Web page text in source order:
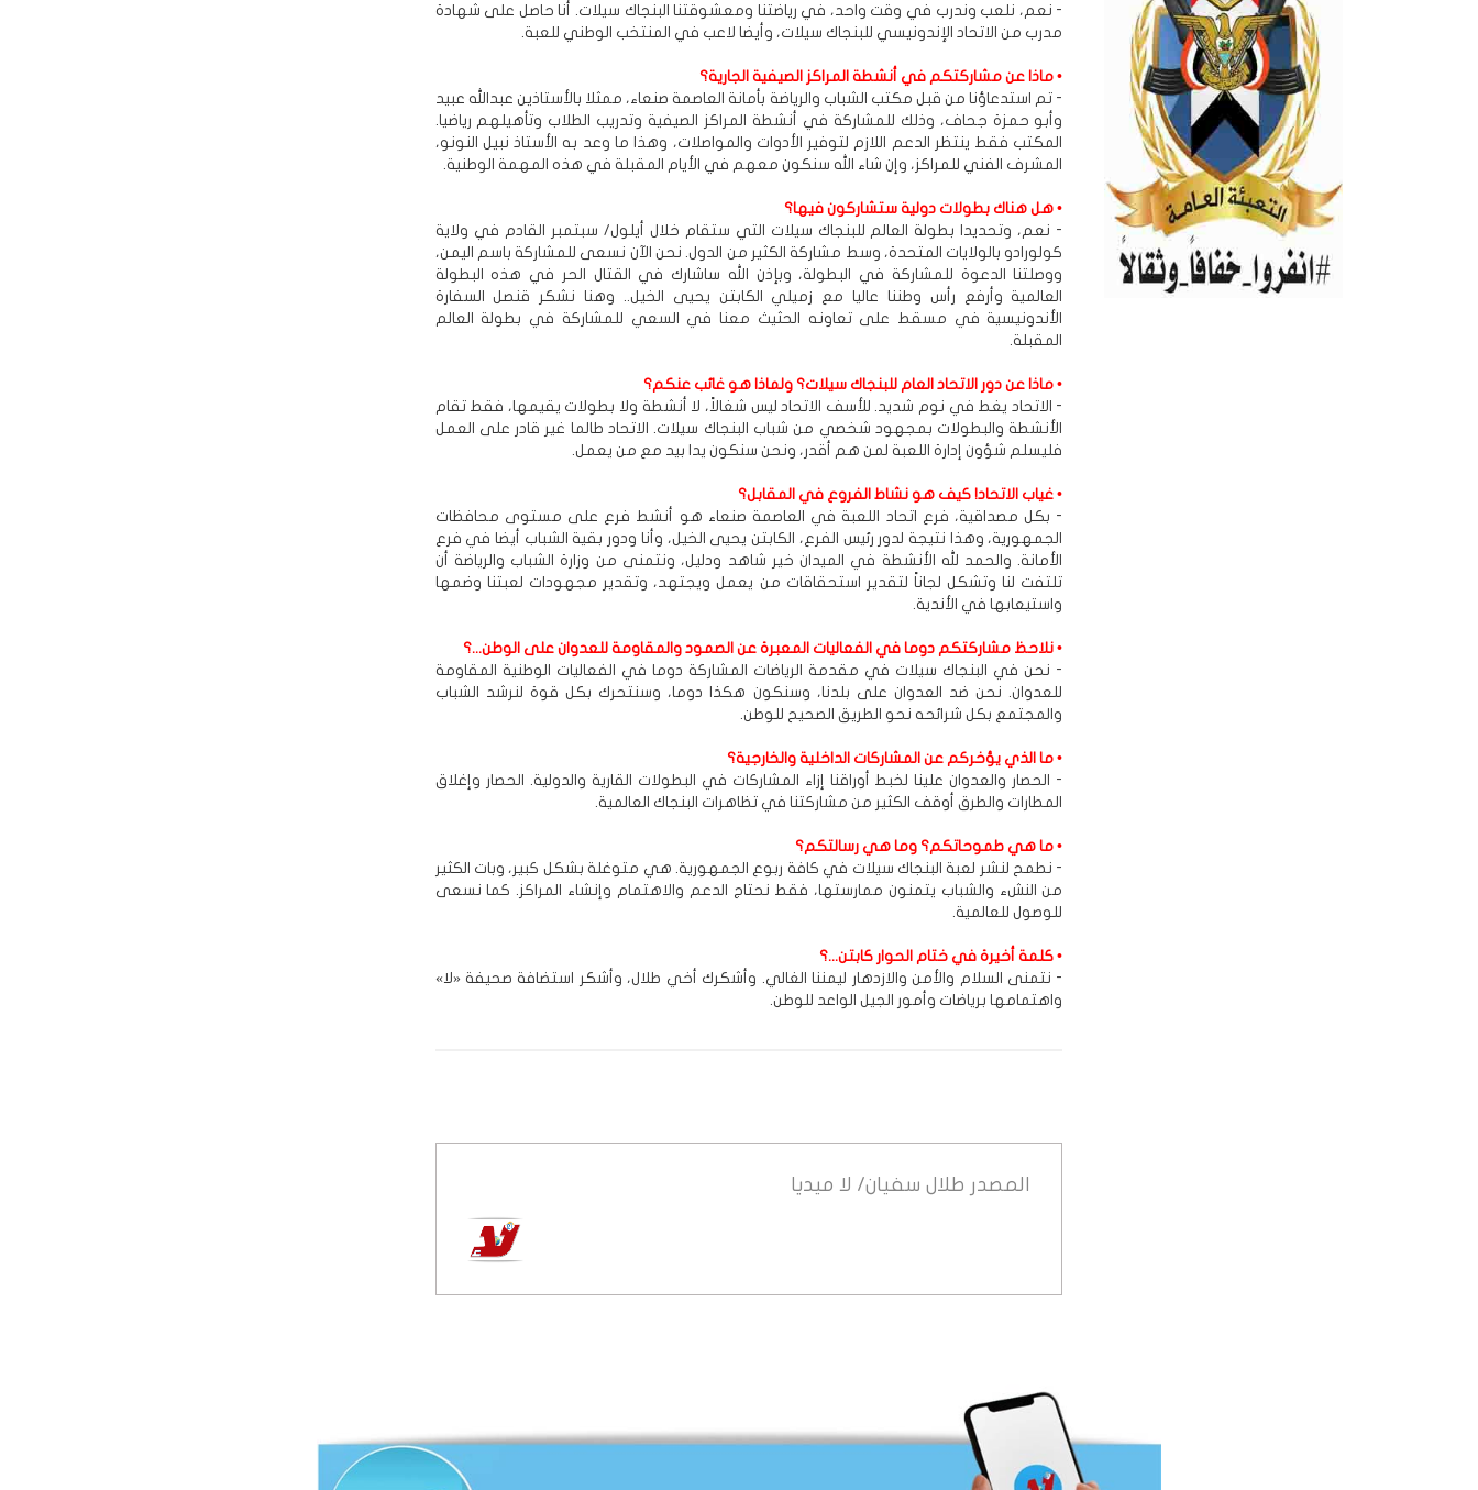
- نعم، نلعب وندرب في وقت واحد، في رياضتنا ومعشوقتنا البنجاك سيلات. أنا حاصل على شهادة
مدرب من الاتحاد الإندونيسي للبنجاك سيلات، وأيضا لاعب في المنتخب الوطني للعبة.
• ماذا عن مشاركتكم في أنشطة المراكز الصيفية الجارية؟
- تم استدعاؤنا من قبل مكتب الشباب والرياضة بأمانة العاصمة صنعاء، ممثلا بالأستاذين عبدالله عبيد
وأبو حمزة جحاف، وذلك للمشاركة في أنشطة المراكز الصيفية وتدريب الطلاب وتأهيلهم رياضيا.
المكتب فقط ينتظر الدعم اللازم لتوفير الأدوات والمواصلات، وهذا ما وعد به الأستاذ نبيل النونو،
المشرف الفني للمراكز، وإن شاء الله سنكون معهم في الأيام المقبلة في هذه المهمة الوطنية.
• هل هناك بطولات دولية ستشاركون فيها؟
- نعم، وتحديدا بطولة العالم للبنجاك سيلات التي ستقام خلال أيلول/ سبتمبر القادم في ولاية
كولورادو بالولايات المتحدة، وسط مشاركة الكثير من الدول. نحن الآن نسعى للمشاركة باسم اليمن،
ووصلتنا الدعوة للمشاركة في البطولة، وبإذن الله ساشارك في القتال الحر في هذه البطولة
العالمية وأرفع رأس وطننا عاليا مع زميلي الكابتن يحيى الخيل.. وهنا نشكر قنصل السفارة
الأندونيسية في مسقط على تعاونه الحثيث معنا في السعي للمشاركة في بطولة العالم
المقبلة.
• ماذا عن دور الاتحاد العام للبنجاك سيلات؟ ولماذا هو غائب عنكم؟
- الاتحاد يغط في نوم شديد. للأسف الاتحاد ليس شغالاً، لا أنشطة ولا بطولات يقيمها، فقط تقام
الأنشطة والبطولات بمجهود شخصي من شباب البنجاك سيلات. الاتحاد طالما غير قادر على العمل
فليسلم شؤون إدارة اللعبة لمن هم أقدر، ونحن سنكون يدا بيد مع من يعمل.
• غياب الاتحاد! كيف هو نشاط الفروع في المقابل؟
- بكل مصداقية، فرع اتحاد اللعبة في العاصمة صنعاء هو أنشط فرع على مستوى محافظات
الجمهورية، وهذا نتيجة لدور رئيس الفرع، الكابتن يحيى الخيل، وأنا ودور بقية الشباب أيضا في فرع
الأمانة. والحمد لله الأنشطة في الميدان خير شاهد ودليل، ونتمنى من وزارة الشباب والرياضة أن
تلتفت لنا وتشكل لجاناً لتقدير استحقاقات من يعمل ويجتهد، وتقدير مجهودات لعبتنا وضمها
واستيعابها في الأندية.
• نلاحظ مشاركتكم دوما في الفعاليات المعبرة عن الصمود والمقاومة للعدوان على الوطن...؟
- نحن في البنجاك سيلات في مقدمة الرياضات المشاركة دوما في الفعاليات الوطنية المقاومة
للعدوان. نحن ضد العدوان على بلدنا، وسنكون هكذا دوما، وسنتحرك بكل قوة لنرشد الشباب
والمجتمع بكل شرائحه نحو الطريق الصحيح للوطن.
• ما الذي يؤخركم عن المشاركات الداخلية والخارجية؟
- الحصار والعدوان علينا لخبط أوراقنا إزاء المشاركات في البطولات القارية والدولية. الحصار وإغلاق
المطارات والطرق أوقف الكثير من مشاركتنا في تظاهرات البنجاك العالمية.
• ما هي طموحاتكم؟ وما هي رسالتكم؟
- نطمح لنشر لعبة البنجاك سيلات في كافة ربوع الجمهورية. هي متوغلة بشكل كبير، وبات الكثير
من النشء والشباب يتمنون ممارستها، فقط نحتاج الدعم والاهتمام وإنشاء المراكز. كما نسعى
للوصول للعالمية.
• كلمة أخيرة في ختام الحوار كابتن...؟
- نتمنى السلام والأمن والازدهار ليمننا الغالي. وأشكرك أخي طلال، وأشكر استضافة صحيفة «لا»
واهتمامها برياضات وأمور الجيل الواعد للوطن.
المصدر طلال سفيان/ لا ميديا